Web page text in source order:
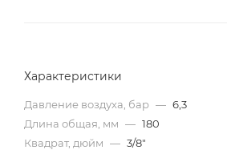
Характеристики
Давление воздуха, бар — 6,3
Длина общая, мм — 180
Квадрат, дюйм — 3/8"